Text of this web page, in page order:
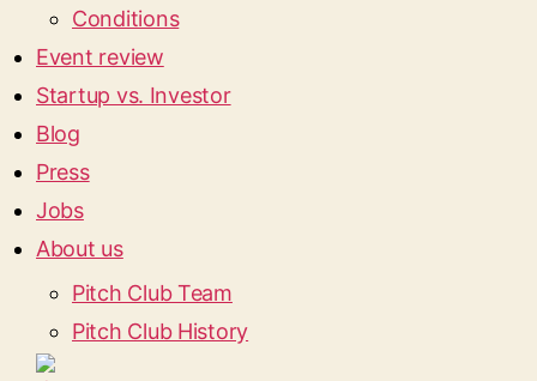
Conditions
Event review
Startup vs. Investor
Blog
Press
Jobs
About us
Pitch Club Team
Pitch Club History